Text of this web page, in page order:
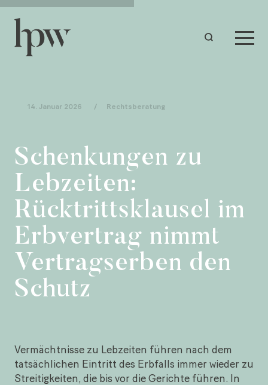
14. Januar 2026 / Rechtsberatung
Schenkungen zu
Lebzeiten:
Rücktrittsklausel im
Erbvertrag nimmt
Vertragserben den
Schutz
Vermächtnisse zu Lebzeiten führen nach dem
tatsächlichen Eintritt des Erbfalls immer wieder zu
Streitigkeiten, die bis vor die Gerichte führen. In